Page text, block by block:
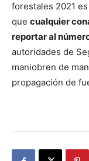
forestales 2021
que cualquier
reportar al
autoridades de
maniobren de
propagación de